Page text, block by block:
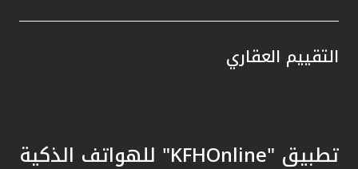
التقييم العقاري
تطبيق "KFHOnline" للهواتف الذكية